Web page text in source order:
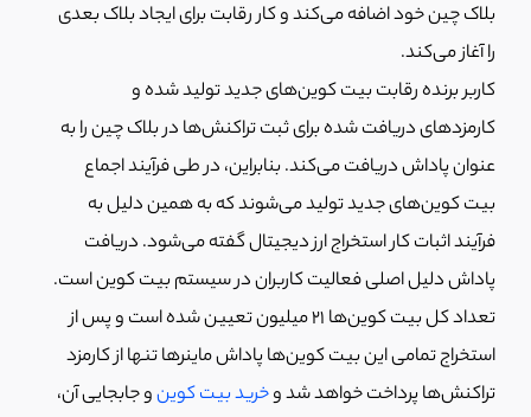
بلاک چین خود اضافه می‌کند و کار رقابت برای ایجاد بلاک بعدی
را آغاز می‌کند.
کاربر برنده رقابت بیت کوین‌های جدید تولید شده و
کارمزدهای دریافت شده برای ثبت تراکنش‌ها در بلاک چین را به
عنوان پاداش دریافت می‌کند. بنابراین، در طی فرآیند اجماع
بیت کوین‌های جدید تولید می‌شوند که به همین دلیل به
فرآیند اثبات کار استخراج ارز دیجیتال گفته می‌شود. دریافت
پاداش دلیل اصلی فعالیت کاربران در سیستم بیت کوین است.
تعداد کل بیت کوین‌ها 21 میلیون تعیین شده است و پس از
استخراج تمامی این بیت کوین‌ها پاداش ماینرها تنها از کارمزد
تراکنش‌‌ها پرداخت خواهد شد وخرید بیت کوینو جابجایی آن،